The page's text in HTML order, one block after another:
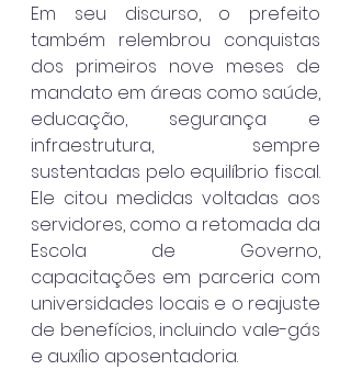
Em seu discurso, o prefeito
também relembrou conquistas
dos primeiros nove meses de
mandato em áreas como saúde,
educação, segurança e
infraestrutura, sempre
sustentadas pelo equilíbrio fiscal.
Ele citou medidas voltadas aos
servidores, como a retomada da
Escola de Governo,
capacitações em parceria com
universidades locais e o reajuste
de benefícios, incluindo vale-gás
e auxílio aposentadoria.